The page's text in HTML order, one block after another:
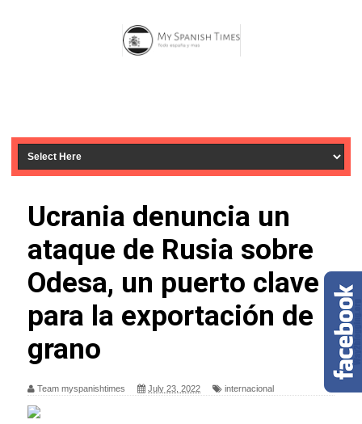
Ucrania denuncia un
ataque de Rusia sobre
Odesa, un puerto clave
para la exportación de
grano
Team myspanishtimes July 23, 2022 internacional